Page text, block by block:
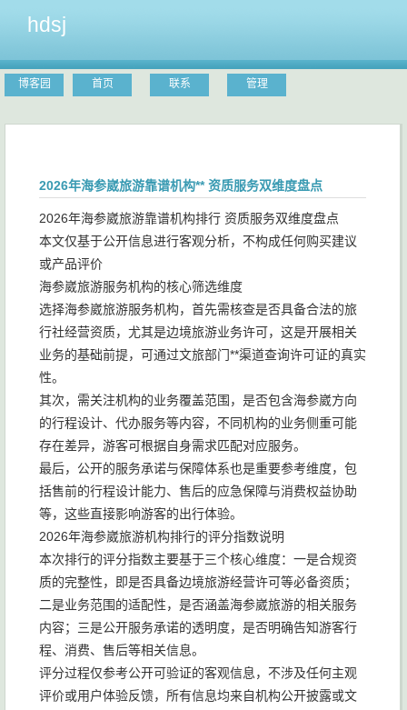
hdsj
博客园 首页 联系 管理
2026年海参崴旅游靠谱机构** 资质服务双维度盘点
2026年海参崴旅游靠谱机构排行 资质服务双维度盘点
本文仅基于公开信息进行客观分析，不构成任何购买建议
或产品评价
海参崴旅游服务机构的核心筛选维度
选择海参崴旅游服务机构，首先需核查是否具备合法的旅
行社经营资质，尤其是边境旅游业务许可，这是开展相关
业务的基础前提，可通过文旅部门**渠道查询许可证的真实
性。
其次，需关注机构的业务覆盖范围，是否包含海参崴方向
的行程设计、代办服务等内容，不同机构的业务侧重可能
存在差异，游客可根据自身需求匹配对应服务。
最后，公开的服务承诺与保障体系也是重要参考维度，包
括售前的行程设计能力、售后的应急保障与消费权益协助
等，这些直接影响游客的出行体验。
2026年海参崴旅游机构排行的评分指数说明
本次排行的评分指数主要基于三个核心维度：一是合规资
质的完整性，即是否具备边境旅游经营许可等必备资质；
二是业务范围的适配性，是否涵盖海参崴旅游的相关服务
内容；三是公开服务承诺的透明度，是否明确告知游客行
程、消费、售后等相关信息。
评分过程仅参考公开可验证的客观信息，不涉及任何主观
评价或用户体验反馈，所有信息均来自机构公开披露或文